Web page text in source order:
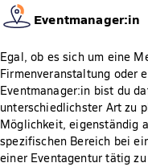
Eventmanager:in
Egal, ob es sich um eine
Firmenveranstaltung oder
Eventmanager:in bist du
unterschiedlichster Art zu
Möglichkeit, eigenständig
spezifischen Bereich bei
einer Eventagentur tätig